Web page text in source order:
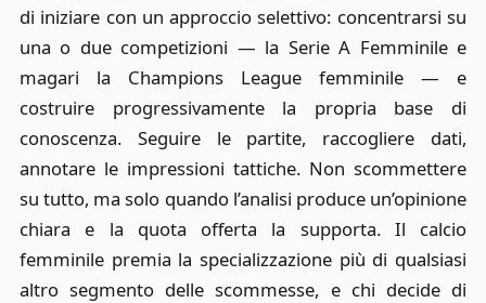
di iniziare con un approccio selettivo: concentrarsi su
una o due competizioni — la Serie A Femminile e
magari la Champions League femminile — e
costruire progressivamente la propria base di
conoscenza. Seguire le partite, raccogliere dati,
annotare le impressioni tattiche. Non scommettere
su tutto, ma solo quando l’analisi produce un’opinione
chiara e la quota offerta la supporta. Il calcio
femminile premia la specializzazione più di qualsiasi
altro segmento delle scommesse, e chi decide di